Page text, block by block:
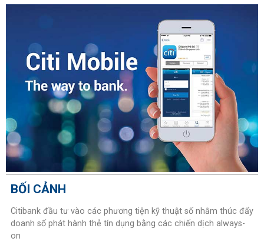
BỐI CẢNH
Citibank đầu tư vào các phương tiện kỹ thuật số nhằm thúc đẩy
doanh số phát hành thẻ tín dụng bằng các chiến dịch always-
on